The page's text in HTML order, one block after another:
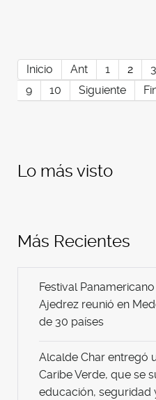
Inicio Ant 1 2 3
9
10 Siguiente
Lo más visto
Más Recientes
Festival
Ajedrez reunió en
de 30 países
Alcalde Char entregó
Caribe Verde, que se
educación,